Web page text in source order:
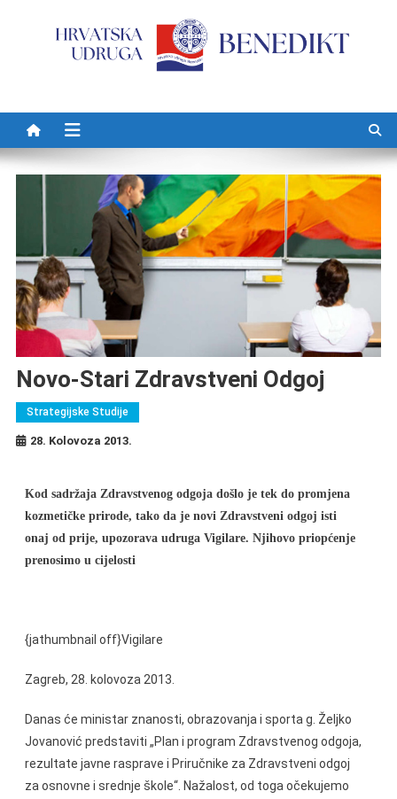
Novo-Stari Zdravstveni Odgoj
Strategijske Studije
28. Kolovoza 2013.
Kod sadržaja Zdravstvenog odgoja došlo je tek do promjena
kozmetičke prirode, tako da je novi Zdravstveni odgoj isti
onaj od prije, upozorava udruga Vigilare. Njihovo priopćenje
prenosimo u cijelosti
{jathumbnail off}Vigilare
Zagreb, 28. kolovoza 2013.
Danas će ministar znanosti, obrazovanja i sporta g. Željko
Jovanović predstaviti „Plan i program Zdravstvenog odgoja,
rezultate javne rasprave i Priručnike za Zdravstveni odgoj
za osnovne i srednje škole“. Nažalost, od toga očekujemo